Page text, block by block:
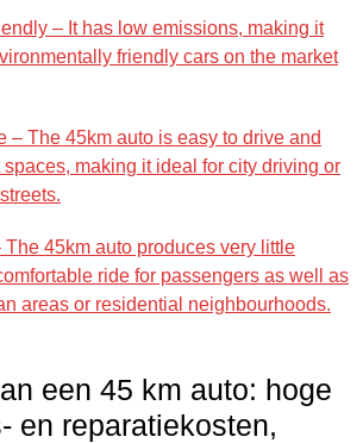
– It has low emissions, making it
friendly cars on the market
– The 45km auto is easy to drive and
making it ideal for city driving or
The 45km auto produces very little
ride for passengers as well as
areas or residential neighbourhoods.
een 45 km auto: hoge
en reparatiekosten,